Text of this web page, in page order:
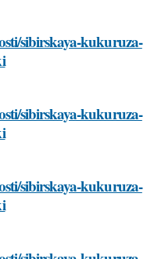
sibirskaya-kukuruza-
sibirskaya-kukuruza-
sibirskaya-kukuruza-